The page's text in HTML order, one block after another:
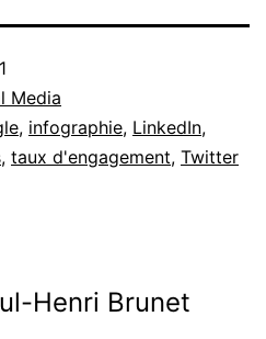
Media
, infographie, LinkedIn,
, taux d'engagement, Twitter
Henri Brunet